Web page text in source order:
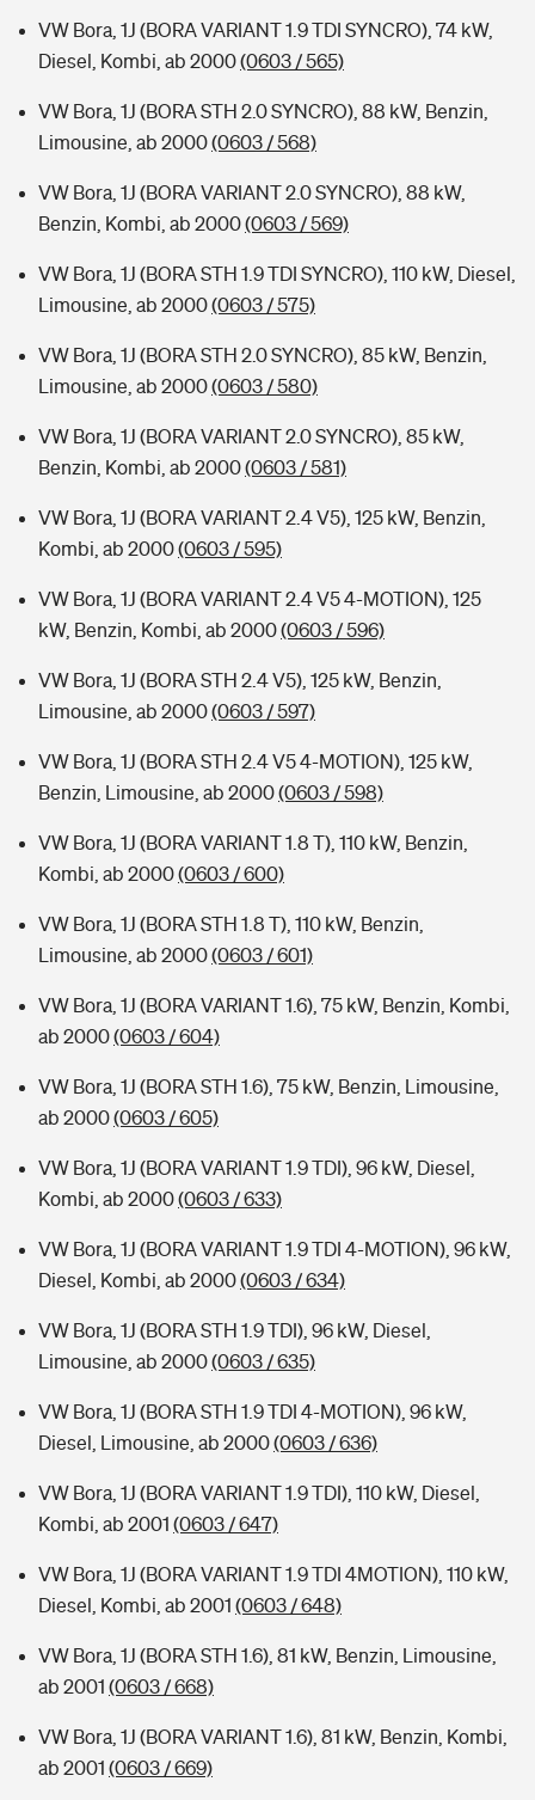
VW Bora, 1J (BORA VARIANT 1.9 TDI SYNCRO), 74 kW,
Diesel, Kombi, ab 2000(0603 / 565)
VW Bora, 1J (BORA STH 2.0 SYNCRO), 88 kW, Benzin,
Limousine, ab 2000(0603 / 568)
VW Bora, 1J (BORA VARIANT 2.0 SYNCRO), 88 kW,
Benzin, Kombi, ab 2000(0603 / 569)
VW Bora, 1J (BORA STH 1.9 TDI SYNCRO), 110 kW, Diesel,
Limousine, ab 2000(0603 / 575)
VW Bora, 1J (BORA STH 2.0 SYNCRO), 85 kW, Benzin,
Limousine, ab 2000(0603 / 580)
VW Bora, 1J (BORA VARIANT 2.0 SYNCRO), 85 kW,
Benzin, Kombi, ab 2000(0603 / 581)
VW Bora, 1J (BORA VARIANT 2.4 V5), 125 kW, Benzin,
Kombi, ab 2000(0603 / 595)
VW Bora, 1J (BORA VARIANT 2.4 V5 4-MOTION), 125
kW, Benzin, Kombi, ab 2000(0603 / 596)
VW Bora, 1J (BORA STH 2.4 V5), 125 kW, Benzin,
Limousine, ab 2000(0603 / 597)
VW Bora, 1J (BORA STH 2.4 V5 4-MOTION), 125 kW,
Benzin, Limousine, ab 2000(0603 / 598)
VW Bora, 1J (BORA VARIANT 1.8 T), 110 kW, Benzin,
Kombi, ab 2000(0603 / 600)
VW Bora, 1J (BORA STH 1.8 T), 110 kW, Benzin,
Limousine, ab 2000(0603 / 601)
VW Bora, 1J (BORA VARIANT 1.6), 75 kW, Benzin, Kombi,
ab 2000(0603 / 604)
VW Bora, 1J (BORA STH 1.6), 75 kW, Benzin, Limousine,
ab 2000(0603 / 605)
VW Bora, 1J (BORA VARIANT 1.9 TDI), 96 kW, Diesel,
Kombi, ab 2000(0603 / 633)
VW Bora, 1J (BORA VARIANT 1.9 TDI 4-MOTION), 96 kW,
Diesel, Kombi, ab 2000(0603 / 634)
VW Bora, 1J (BORA STH 1.9 TDI), 96 kW, Diesel,
Limousine, ab 2000(0603 / 635)
VW Bora, 1J (BORA STH 1.9 TDI 4-MOTION), 96 kW,
Diesel, Limousine, ab 2000(0603 / 636)
VW Bora, 1J (BORA VARIANT 1.9 TDI), 110 kW, Diesel,
Kombi, ab 2001 (0603 / 647)
VW Bora, 1J (BORA VARIANT 1.9 TDI 4MOTION), 110 kW,
Diesel, Kombi, ab 2001 (0603 / 648)
VW Bora, 1J (BORA STH 1.6), 81 kW, Benzin, Limousine,
ab 2001 (0603 / 668)
VW Bora, 1J (BORA VARIANT 1.6), 81 kW, Benzin, Kombi,
ab 2001 (0603 / 669)